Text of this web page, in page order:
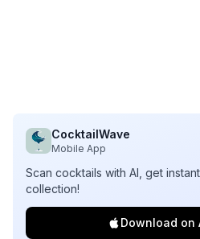
CocktailWave
Mobile App
Scan cocktails with AI, get
collection!
Download on